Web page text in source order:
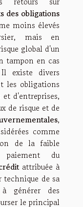
des obligations
moins élevés
mais en
global d'un
tampon en cas
Il existe divers
les obligations
d'entreprises,
de risque et de
,
comme
de la faible
du
attribuée à
de sa
générer des
le principal